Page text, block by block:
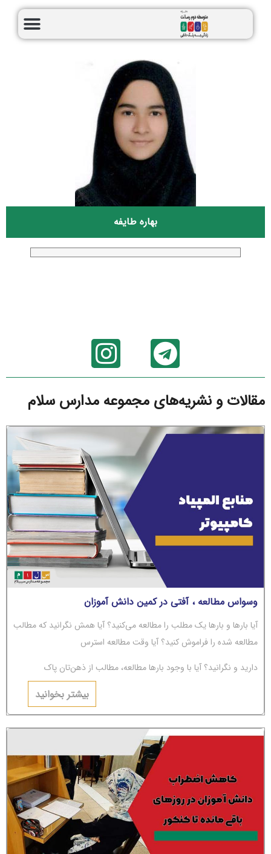
بهاره طایفه
مقالات و نشریه‌های مجموعه مدارس سلام
وسواس مطالعه ، آفتی در کمین دانش آموزان
آیا بارها و بارها یک مطلب را مطالعه می‌کنید؟ آیا همش نگرانید که مطالب
مطالعه شده را فراموش کنید؟ آیا وقت مطالعه استرس
دارید و نگرانید؟ آیا با وجود بارها مطالعه، مطالب از ذهن‌تان پاک
می‌شوند؟ اگر جواب‌تان مثبت است، باید بگوییم شما دچار
بیشتر بخوانید